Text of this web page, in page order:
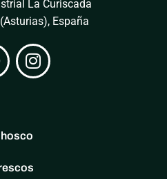
La Curiscada
España